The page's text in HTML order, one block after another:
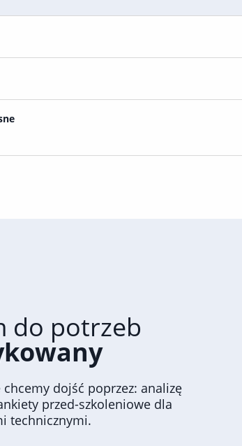
do potrzeb
dojść poprzez: analizę
przed-szkoleniowe dla
technicznymi.